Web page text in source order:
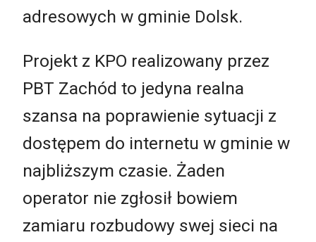
adresowych w gminie Dolsk.
Projekt z KPO realizowany przez
PBT Zachód to jedyna realna
szansa na poprawienie sytuacji z
dostępem do internetu w gminie w
najbliższym czasie. Żaden
operator nie zgłosił bowiem
zamiaru rozbudowy swej sieci na